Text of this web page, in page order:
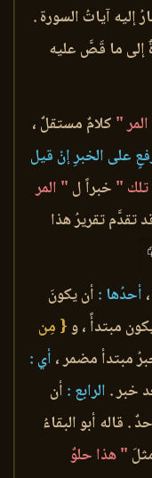
إليه آياتُ السورة .
إلى ما قَصَّ عليه
" كلامٌ مستقلٌ ،
على الخبرِ إنْ قيل
" خبراً ل " المر
تقدَّم تقريرُ هذا
أحدُها : أن يكونَ
مبتدأً ، و{ مِن
مبتدأ مضمر ، أي :
خبر . الرابع : أن
. قاله أبو البقاءُ
" هذا حلوٌ